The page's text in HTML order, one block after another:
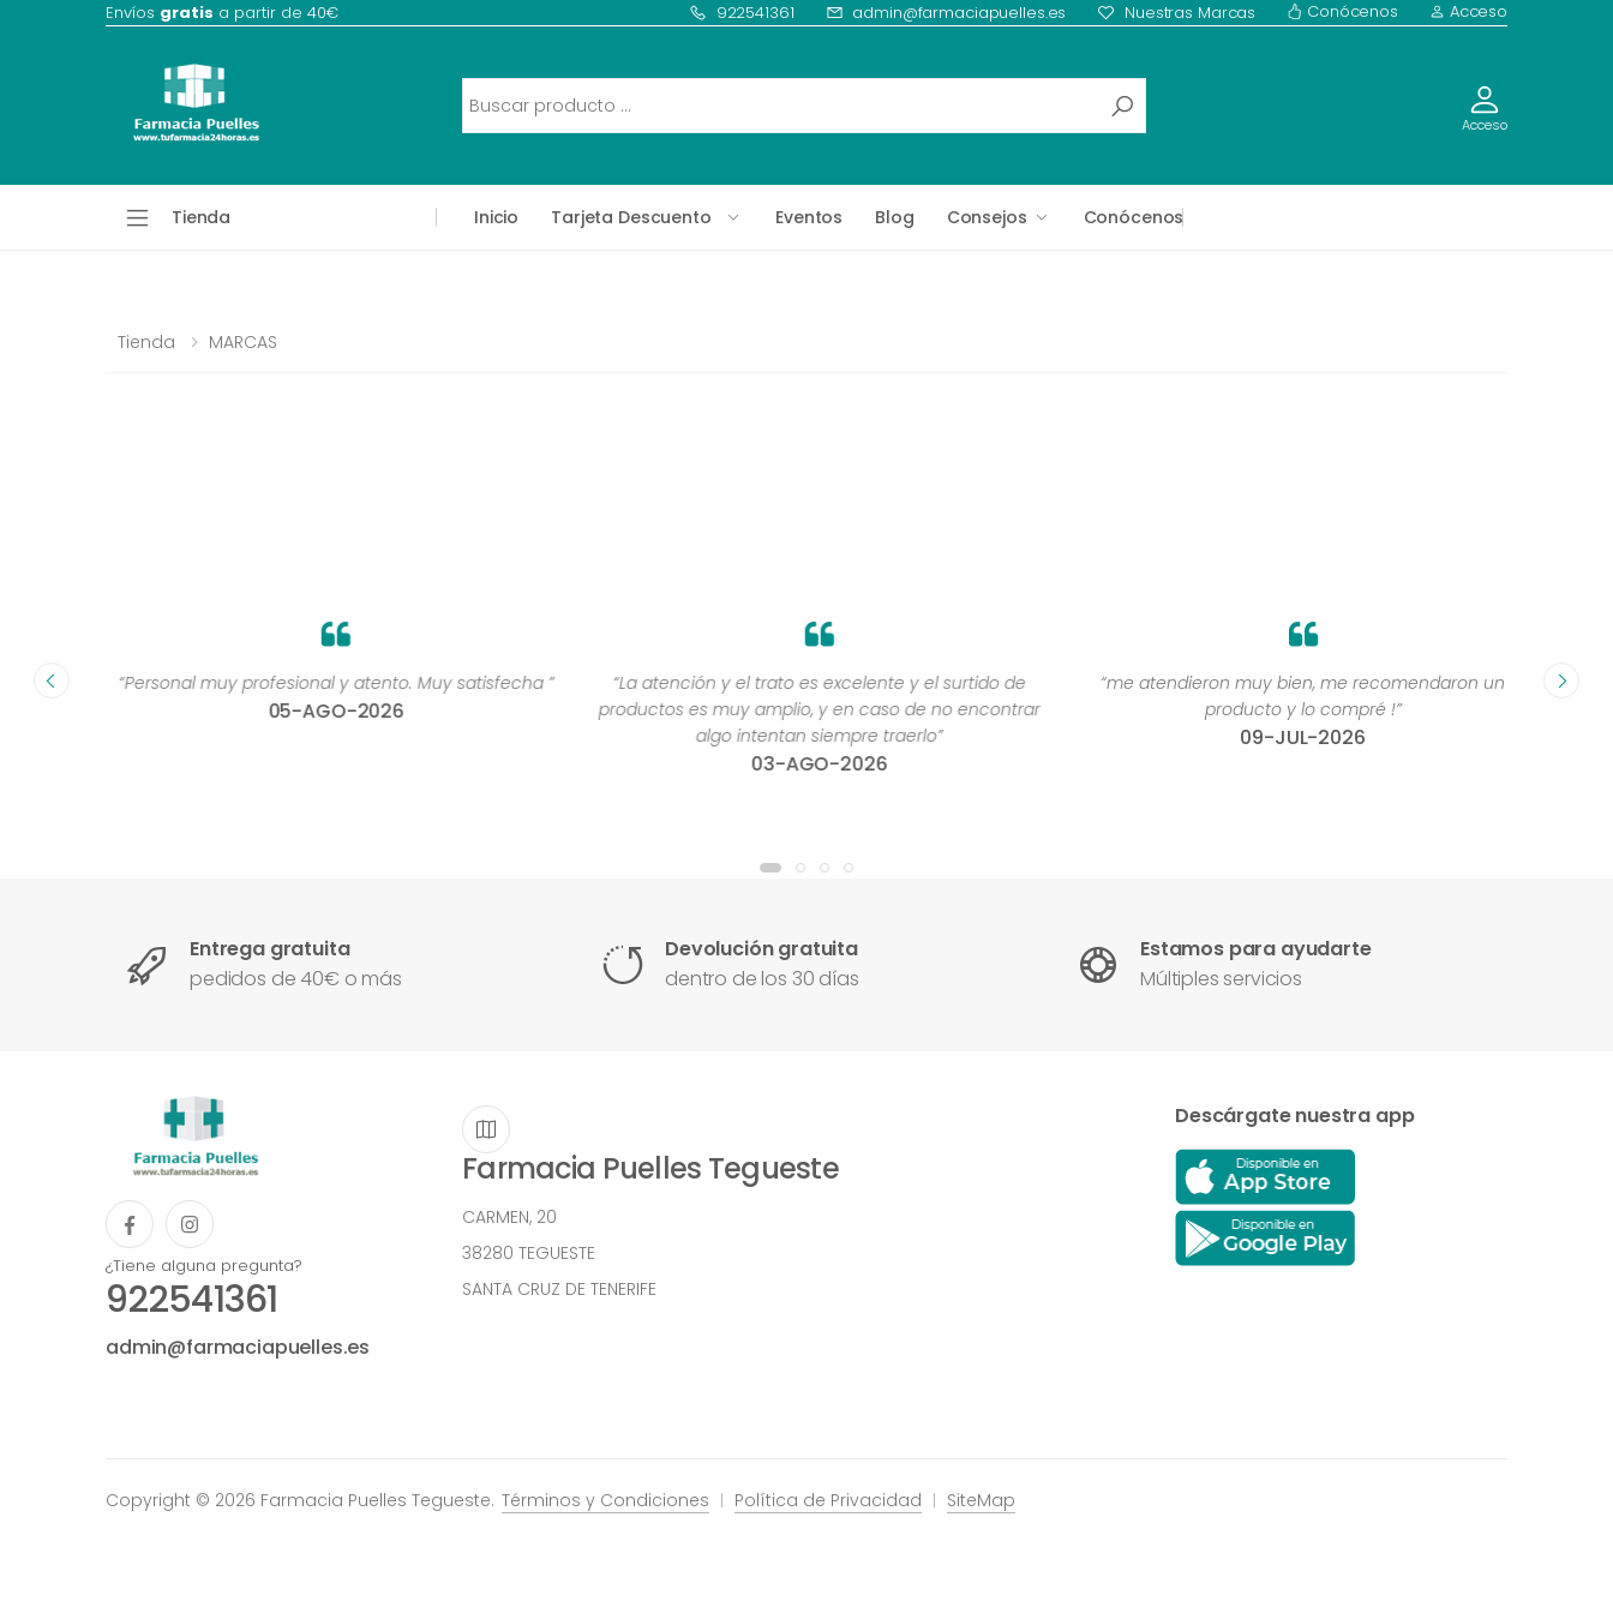
Envíos gratis a partir de 40€ 922541361 admin@farmaciapuelles.es Nuestras Marcas Conócenos Acceso
Acceso
Tienda Inicio Tarjeta Descuento Eventos Blog Consejos Conócenos
Tienda MARCAS
muy “Personal muy profesional y atento. Muy satisfecha ”
05-AGO-2026
“La atención y el trato es excelente y el surtido de
productos es muy amplio, y en caso de no encontrar
algo intentan siempre traerlo”
03-AGO-2026
“me atendieron muy bien, me recomendaron un
producto y lo compré !”
09-JUL-2026
Entrega gratuita
pedidos de 40€ o más
Devolución gratuita
dentro de los 30 días
Estamos para ayudarte
Múltiples servicios
¿Tiene alguna pregunta?
922541361
admin@farmaciapuelles.es
Farmacia Puelles Tegueste
CARMEN, 20
38280 TEGUESTE
SANTA CRUZ DE TENERIFE
Descárgate nuestra app
Copyright © 2026 Farmacia Puelles Tegueste. Términos y Condiciones Política de Privacidad SiteMap